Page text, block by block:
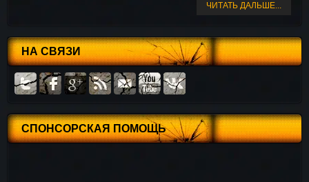
ЧИТАТЬ ДАЛЬШЕ...
НА СВЯЗИ
СПОНСОРСКАЯ ПОМОЩЬ